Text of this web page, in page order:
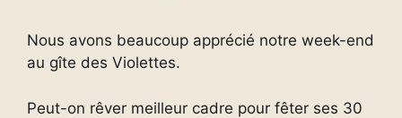
Nous avons beaucoup apprécié notre week-end
au gîte des Violettes.
Peut-on rêver meilleur cadre pour fêter ses 30